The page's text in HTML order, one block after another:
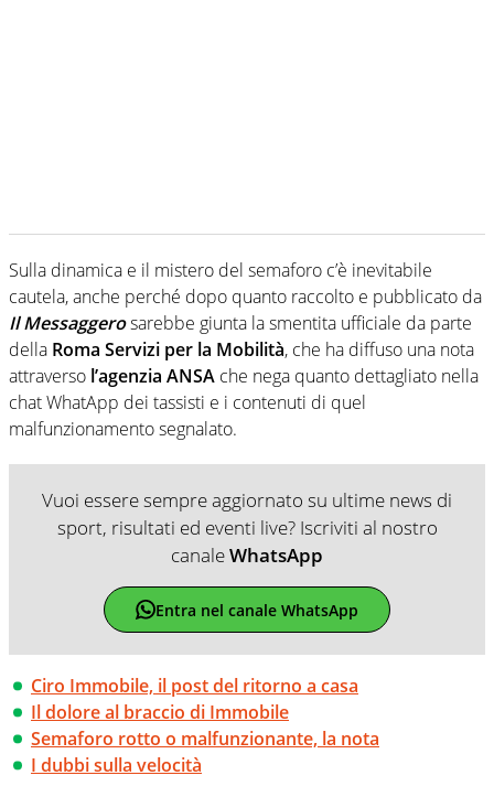
Sulla dinamica e il mistero del semaforo c’è inevitabile
cautela, anche perché dopo quanto raccolto e pubblicato da
Il Messaggerosarebbe giunta la smentita ufficiale da parte
della Roma Servizi per la Mobilità, che ha diffuso una nota
attraverso l’agenzia ANSA che nega quanto dettagliato nella
chat WhatApp dei tassisti e i contenuti di quel
malfunzionamento segnalato.
Vuoi essere sempre aggiornato su ultime news di
sport, risultati ed eventi live? Iscriviti al nostro
canaleWhatsApp
Entra nel canale WhatsApp
Ciro Immobile, il post del ritorno a casa
Il dolore al braccio di Immobile
Semaforo rotto o malfunzionante, la nota
I dubbi sulla velocità